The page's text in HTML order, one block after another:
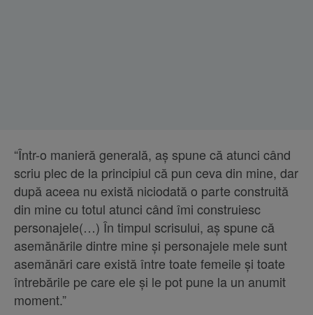
“Într-o manieră generală, aș spune că atunci când
scriu plec de la principiul că pun ceva din mine, dar
după aceea nu există niciodată o parte construită
din mine cu totul atunci când îmi construiesc
personajele(…) În timpul scrisului, aș spune că
asemănările dintre mine și personajele mele sunt
asemănări care există între toate femeile și toate
întrebările pe care ele și le pot pune la un anumit
moment.”